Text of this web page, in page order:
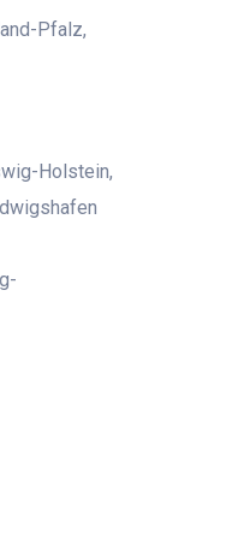
Pfalz,
Holstein,